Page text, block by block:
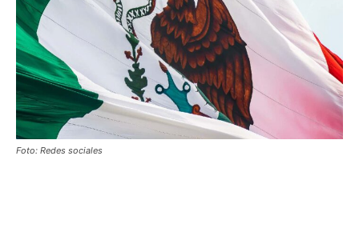
Foto: Redes sociales